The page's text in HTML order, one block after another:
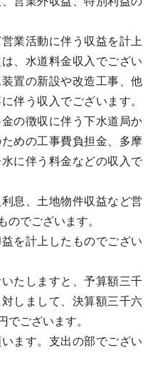
業活動に伴う収益を計上
、水道料金収入でござい
置の新設や改造工事、他
伴う収入でございます。
の徴収に伴う下水道局か
めの工事費負担金、多摩
に伴う料金などの収入で
息、土地物件収益など営
のでございます。
を計上したものでござい
たしますと、予算額三千
しまして、決算額三千六
でございます。
ます。支出の部でござい